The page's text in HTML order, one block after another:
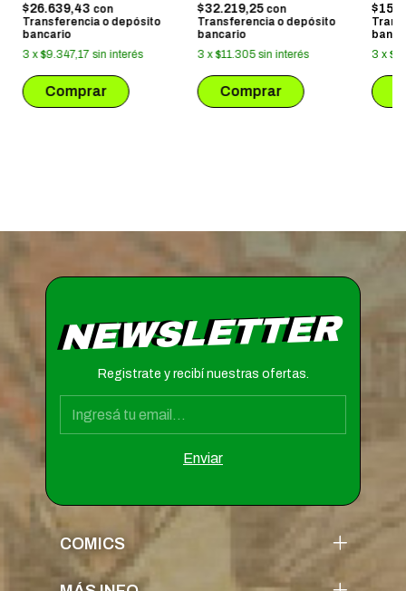
$26.639,43 con
Transferencia o depósito
bancario
3 x$9.347,17 sin interés
$32.219,25 con
Transferencia o depósito
bancario
3 x$11.305 sin interés
3 x
NEWSLETTER
Registrate y recibí nuestras ofertas.
COMICS